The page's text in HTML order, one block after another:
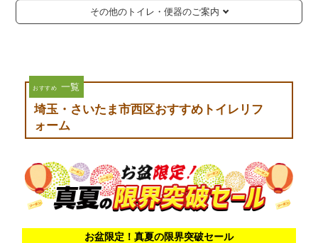
その他のトイレ・便器のご案内
おすすめ 一覧
埼玉・さいたま市西区おすすめトイレリフ
ォーム
お盆限定！真夏の限界突破セール